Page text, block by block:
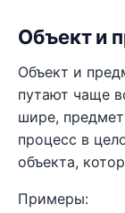
Объект и
Объект и
путают чаще
шире,
процесс в
объекта,
Примеры: